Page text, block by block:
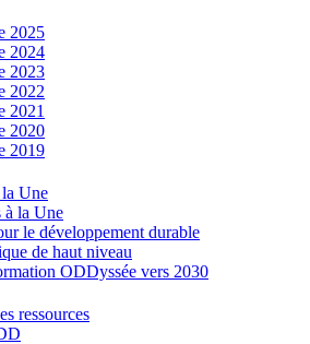
2025
2024
2023
2022
2021
2020
2019
Une
à la Une
le développement durable
de haut niveau
ODDyssée vers 2030
ressources